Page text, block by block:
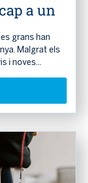
a un
grans han
Malgrat els
i noves...